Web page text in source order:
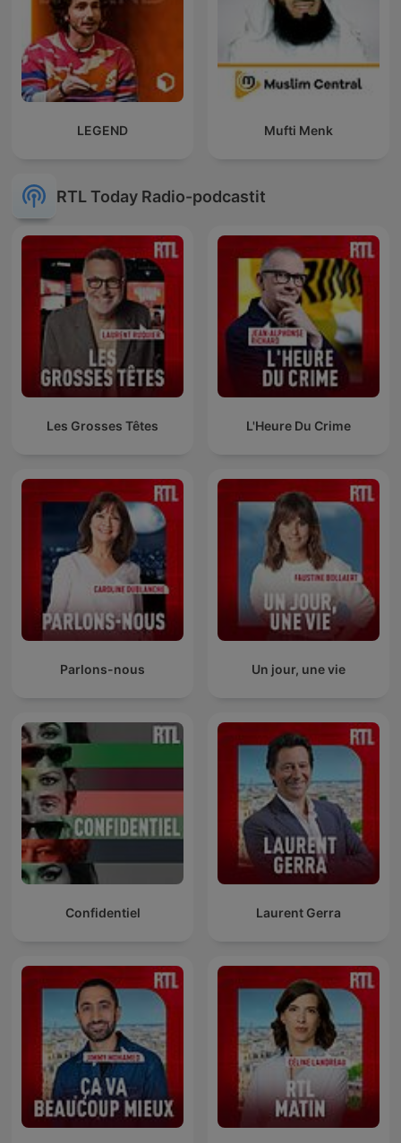
LEGEND Mufti Menk
RTL Today Radio-podcastit
Les Grosses Têtes L'Heure Du Crime
Parlons-nous Un jour, une vie
Confidentiel Laurent Gerra